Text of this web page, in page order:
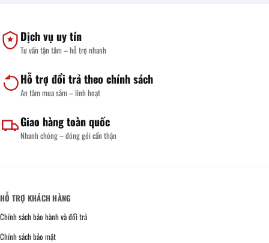
Dịch vụ uy tín
Tư vấn tận tâm – hỗ trợ nhanh
Hỗ trợ đổi trả theo chính sách
An tâm mua sắm – linh hoạt
Giao hàng toàn quốc
Nhanh chóng – đóng gói cẩn thận
HỖ TRỢ KHÁCH HÀNG
Chính sách bảo hành và đổi trả
Chính sách bảo mật